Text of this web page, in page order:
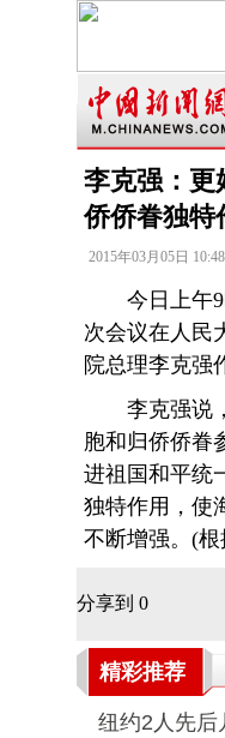
李克强：更
侨侨眷独特
2015年03月05日
今日上午9
次会议在人民
院总理李克强
李克强说，
胞和归侨侨眷
进祖国和平统
独特作用，使
不断增强。(
分享到 0
精彩推荐
纽约2人先后